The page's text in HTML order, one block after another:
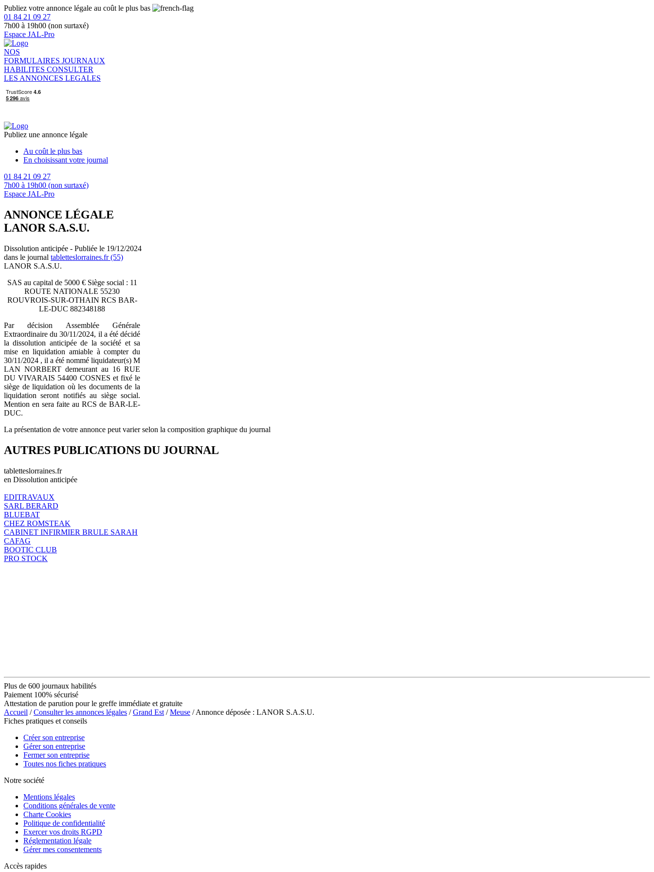
Publiez votre annonce légale au coût le plus bas
01 84 21 09 27
7h00 à 19h00 (non surtaxé)
Espace JAL-Pro
NOS
FORMULAIRES JOURNAUX
HABILITES CONSULTER
LES ANNONCES LEGALES
Publiez une annonce légale
Au coût le plus bas
En choisissant votre journal
01 84 21 09 27
7h00 à 19h00 (non surtaxé)
Espace JAL-Pro
ANNONCE LÉGALE
LANOR S.A.S.U.
Dissolution anticipée - Publiée le 19/12/2024
dans le journal tabletteslorraines.fr (55)
LANOR S.A.S.U.
SAS au capital de 5000 € Siège social : 11
ROUTE NATIONALE 55230
ROUVROIS-SUR-OTHAIN RCS BAR-
LE-DUC 882348188
Par décision Assemblée Générale
Extraordinaire du 30/11/2024, il a été décidé
la dissolution anticipée de la société et sa
mise en liquidation amiable à compter du
30/11/2024 , il a été nommé liquidateur(s) M
LAN NORBERT demeurant au 16 RUE
DU VIVARAIS 54400 COSNES et fixé le
siège de liquidation où les documents de la
liquidation seront notifiés au siège social.
Mention en sera faite au RCS de BAR-LE-
DUC.
La présentation de votre annonce peut varier selon la composition graphique du journal
AUTRES PUBLICATIONS DU JOURNAL
tabletteslorraines.fr
en Dissolution anticipée
EDITRAVAUX
SARL BERARD
BLUEBAT
CHEZ ROMSTEAK
CABINET INFIRMIER BRULE SARAH
CAFAG
BOOTIC CLUB
PRO STOCK
Plus de 600 journaux habilités
Paiement 100% sécurisé
Attestation de parution pour le greffe immédiate et gratuite
Accueil /Consulter les annonces légales /Grand Est /Meuse / Annonce déposée : LANOR S.A.S.U.
Fiches pratiques et conseils
Créer son entreprise
Gérer son entreprise
Fermer son entreprise
Toutes nos fiches pratiques
Notre société
Mentions légales
Conditions générales de vente
Charte Cookies
Politique de confidentialité
Exercer vos droits RGPD
Réglementation légale
Gérer mes consentements
Accès rapides